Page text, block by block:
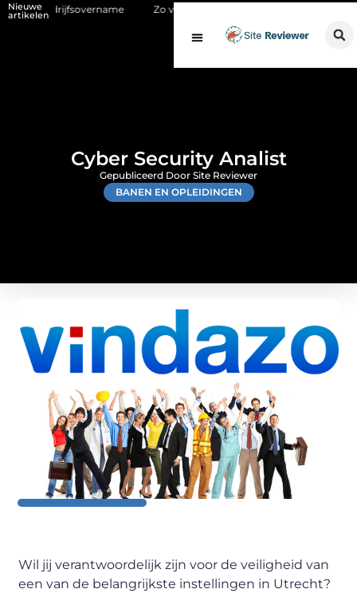
Nieuwe
artikelen Zo versterk je direct mail per post met online
Cyber Security Analist
BANEN EN OPLEIDINGEN
Gepubliceerd Door Site Reviewer
Wil jij verantwoordelijk zijn voor de veiligheid van
een van de belangrijkste instellingen in Utrecht?